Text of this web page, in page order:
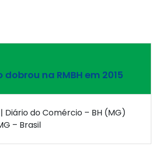
na RMBH em 2015
Diário do Comércio – BH (MG)
– Brasil